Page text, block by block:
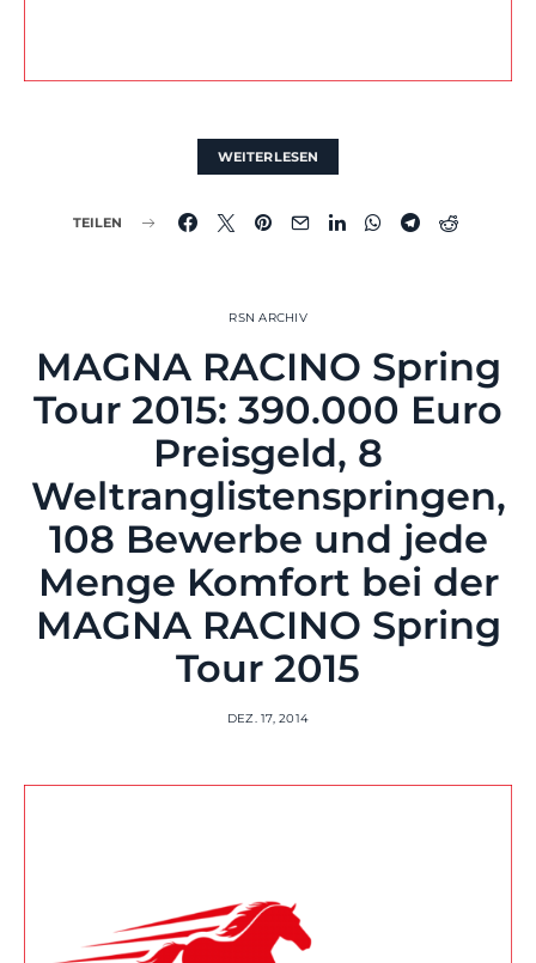
WEITERLESEN
TEILEN
RSN ARCHIV
MAGNA RACINO Spring
Tour 2015: 390.000 Euro
Preisgeld, 8
Weltranglistenspringen,
108 Bewerbe und jede
Menge Komfort bei der
MAGNA RACINO Spring
Tour 2015
DEZ. 17, 2014